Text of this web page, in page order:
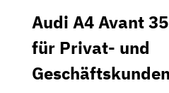
Audi A4 Avant
für Privat- und
Geschäftskunden